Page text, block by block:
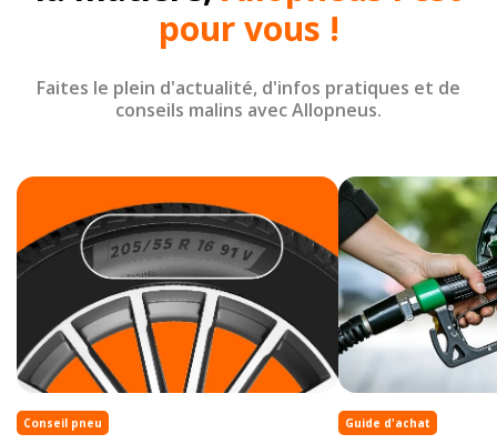
pour vous !
Faites le plein d'actualité, d'infos pratiques et de
conseils malins avec Allopneus.
Conseil pneu Guide d'achat